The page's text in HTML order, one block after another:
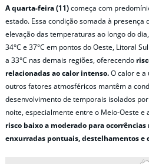
A quarta-feira (11)começa com
estado. Essa condição somada à
elevação das temperaturas ao longo do
34°C e 37°C em pontos do Oeste, Litoral
a 33°C nas demais regiões, oferecendo
relacionadas ao calor intenso.O calor e a
outros fatores atmosféricos mantêm a
desenvolvimento de temporais isolados
noite, especialmente entre o Meio-Oeste
risco baixo a moderado para
enxurradas pontuais, destelhamentos e